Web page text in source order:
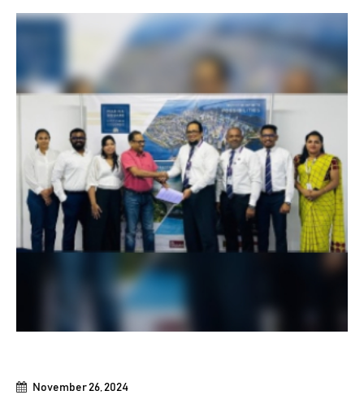
November 26, 2024